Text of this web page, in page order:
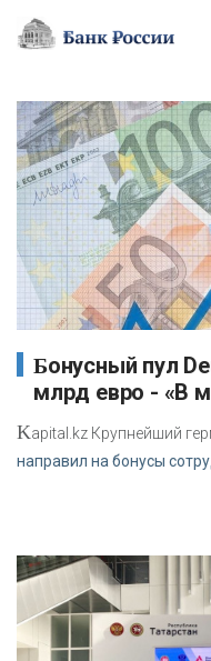
Бонусный пул Deutsche Bank вырос до 2,5
млрд евро - «В
Kapital.kz Крупнейший
направил на бонусы